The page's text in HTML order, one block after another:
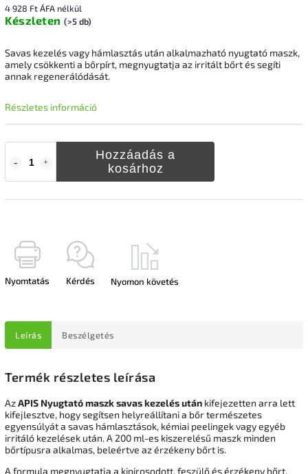
4 928 Ft ÁFA nélkül
Készleten (>5 db)
Hozzáadás a
kosárhoz
Savas kezelés vagy hámlasztás után alkalmazható nyugtató maszk,
amely csökkenti a bőrpírt, megnyugtatja az irritált bőrt és segíti
annak regenerálódását.
Részletes információ
Nyomtatás Kérdés Nyomon követés
Leírás Beszélgetés
Termék részletes leírása
AzAPIS Nyugtató maszk savas kezelés után kifejezetten arra lett
kifejlesztve, hogy segítsen helyreállítani a bőr természetes
egyensúlyát a savas hámlasztások, kémiai peelingek vagy egyéb
irritáló kezelések után. A 200 ml-es kiszerelésű maszk minden
bőrtípusra alkalmas, beleértve az érzékeny bőrt is.
A formula megnyugtatja a kipirosodott, feszülő és érzékeny bőrt,